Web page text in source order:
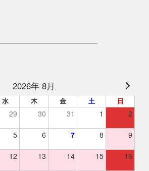
2026年 8月
水 木 金 土 日
29 30 31 1 2
5 6 7 8 9
12 13 14 15 16